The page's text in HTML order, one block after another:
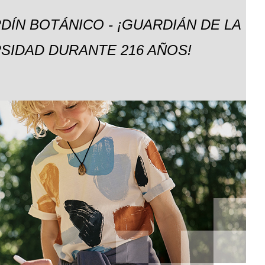
BOTÁNICO - ¡GUARDIÁN DE LA
DURANTE 216 AÑOS!